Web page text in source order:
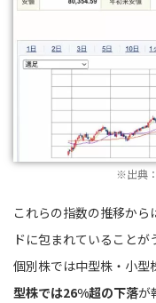
※出典：
これらの指数の推移か
ドに包まれていることが
個別株では中型株・小型
型株では26%超の下落が